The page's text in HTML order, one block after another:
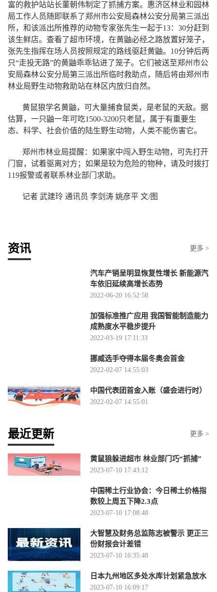
富的救护站站长董朝伟制定了抓捕方案。惠济区林业和园林
局工作人员随即联系了郑州市公安局森林公安分局第三派出
所，和该派出所推荐的动物专家张先生一起于13：30分赶到
该生鲜店。查看了超市环境，在黄鼬必经之路放置好笼子，
张先生指挥在场人员按照规定的路线驱赶黄鼬。10分钟后两
只“走投无路”的黄鼬乖乖钻进了笼子。它们被送至郑州市公
安局森林公安分局第三派出所临时救助点，随后将由郑州市
林业局野生动物救助站在林区内放归自然。
黄鼠狼学名黄鼬，可大量捕食鼠类，是老鼠的天敌。据
估算，一只鼬一年可吃1500-3200只老鼠，属于有重要生
态、科学、社会价值的陆生野生动物，人类不能伤害它。
郑州市林业局提醒：如果家中闯入野生动物，可先打开
门窗，试着驱离对方；如果是较为危险的物种，请及时拨打
119报警或者联系林业部门求助。
记者 武建玲 通讯员 李剑涛 姚彦平 文/图
资讯 更多 >
汽车产销呈明显恢复性增长 新能源汽
车依旧延续高增长态势
2022-06-20 16:52:58
加强标准推广应用 我国智能制造能力
成熟度水平稳步提升
2022-03-19 17:11:33
挪威选手夺得本届冬奥会首金
2022-02-07 14:55:03
中国代表团首金入账（盛会进行时）
2022-02-07 14:55:01
最近更新 更多 >
黄鼠狼躲进超市 林业部门巧“抓捕”
2023-07-10 17:43:12
中国稀土行业协会：今日稀土价格指
数较上周五下降2.3点
2023-07-10 17:08:48
大智慧及财务总监陈志被警示 更正三
份财报会计差错
2023-07-10 16:35:48
日本九州地区多处水库计划紧急放水
2023-07-10 16:09:17